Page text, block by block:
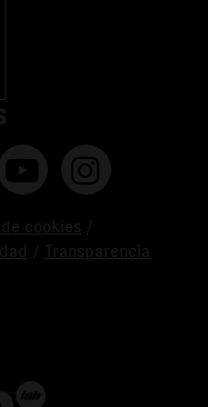
de cookies
Transparencia